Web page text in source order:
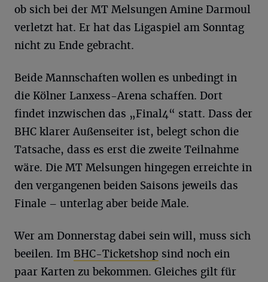
ob sich bei der MT Melsungen Amine Darmoul
verletzt hat. Er hat das Ligaspiel am Sonntag
nicht zu Ende gebracht.
Beide Mannschaften wollen es unbedingt in
die Kölner Lanxess-Arena schaffen. Dort
findet inzwischen das „Final4“ statt. Dass der
BHC klarer Außenseiter ist, belegt schon die
Tatsache, dass es erst die zweite Teilnahme
wäre. Die MT Melsungen hingegen erreichte in
den vergangenen beiden Saisons jeweils das
Finale – unterlag aber beide Male.
Wer am Donnerstag dabei sein will, muss sich
beeilen. Im BHC-Ticketshop sind noch ein
paar Karten zu bekommen. Gleiches gilt für